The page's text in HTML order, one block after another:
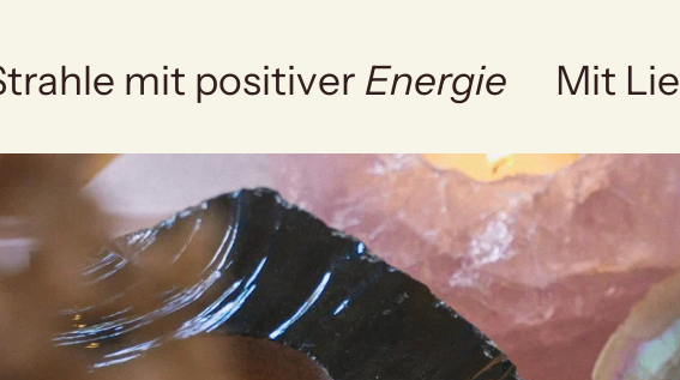
mit positiver Energie Mit